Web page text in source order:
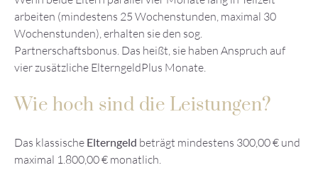
arbeiten (mindestens 25 Wochenstunden, maximal 30
Wochenstunden), erhalten sie den sog.
Partnerschaftsbonus. Das heißt, sie haben Anspruch auf
vier zusätzliche ElterngeldPlus Monate.
Wie hoch sind die Leistungen?
Das klassische Elterngeld beträgt mindestens 300,00 € und
maximal 1.800,00 € monatlich.